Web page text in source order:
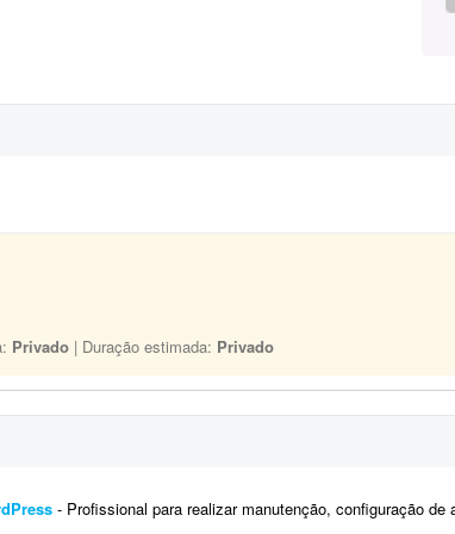
Privado | Duração estimada: Privado
- Profissional para realizar manutenção, configuração de automações,